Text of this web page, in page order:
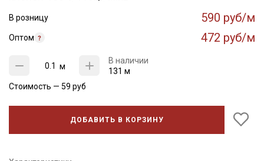
В розницу 590 руб/м
Оптом 472 руб/м
м
В наличии
131 м
Стоимость — 59 руб
ДОБАВИТЬ В КОРЗИНУ